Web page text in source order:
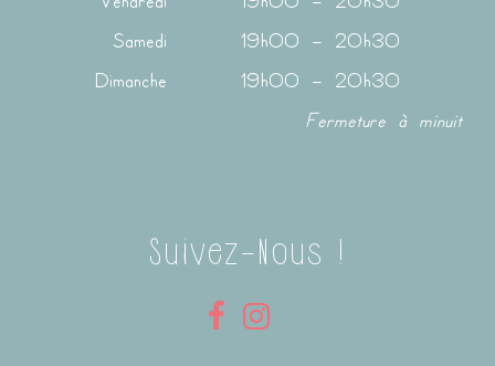
Samedi
19h00 – 20h30
Dimanche
19h00 – 20h30
Fermeture à minuit
Suivez-Nous !